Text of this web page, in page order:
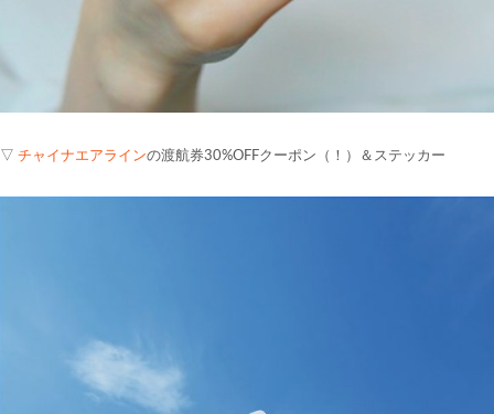
▽ チャイナエアラインの渡航券30%OFFクーポン（！）＆ステッカー